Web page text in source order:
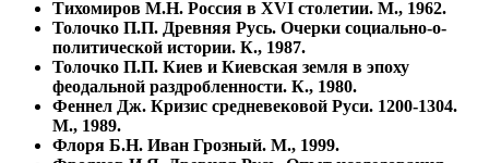
Тихомиров М.Н. Россия в XVI столетии. М., 1962.
Толочко П.П. Древняя Русь. Очерки социально-о-
политической истории. К., 1987.
Толочко П.П. Киев и Киевская земля в эпоху
феодальной раздробленности. К., 1980.
Феннел Дж. Кризис средневековой Руси. 1200-1304.
М., 1989.
Флоря Б.Н. Иван Грозный. М., 1999.